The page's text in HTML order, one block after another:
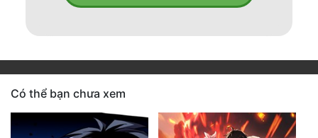
Có thể bạn chưa xem